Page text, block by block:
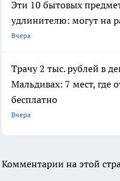
Эти 10 бытовых
удлинителю: могут на
Вчера
Трачу 2 тыс. рублей в
Мальдивах: 7 мест, где
бесплатно
Вчера
Комментарии на этой